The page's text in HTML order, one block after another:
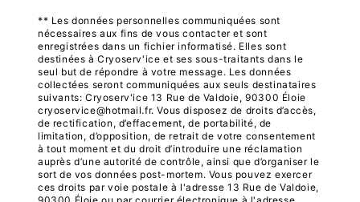
** Les données personnelles communiquées sont
nécessaires aux fins de vous contacter et sont
enregistrées dans un fichier informatisé. Elles sont
destinées à Cryoserv'ice et ses sous-traitants dans le
seul but de répondre à votre message. Les données
collectées seront communiquées aux seuls destinataires
suivants: Cryoserv'ice 13 Rue de Valdoie, 90300 Éloie
cryoservice@hotmail.fr. Vous disposez de droits d’accès,
de rectification, d’effacement, de portabilité, de
limitation, d’opposition, de retrait de votre consentement
à tout moment et du droit d’introduire une réclamation
auprès d’une autorité de contrôle, ainsi que d’organiser le
sort de vos données post-mortem. Vous pouvez exercer
ces droits par voie postale à l'adresse 13 Rue de Valdoie,